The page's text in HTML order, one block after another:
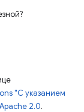
"С указанием
2.0.